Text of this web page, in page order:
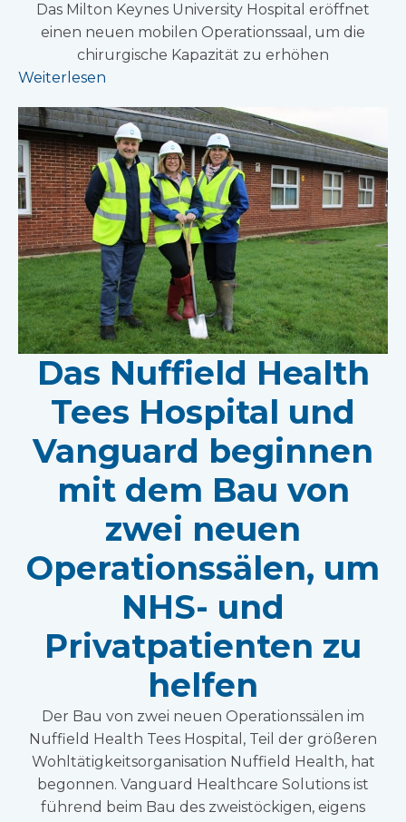
Das Milton Keynes University Hospital eröffnet
einen neuen mobilen Operationssaal, um die
chirurgische Kapazität zu erhöhen
Weiterlesen
Das Nuffield Health
Tees Hospital und
Vanguard beginnen
mit dem Bau von
zwei neuen
Operationssälen, um
NHS- und
Privatpatienten zu
helfen
Der Bau von zwei neuen Operationssälen im
Nuffield Health Tees Hospital, Teil der größeren
Wohltätigkeitsorganisation Nuffield Health, hat
begonnen. Vanguard Healthcare Solutions ist
führend beim Bau des zweistöckigen, eigens